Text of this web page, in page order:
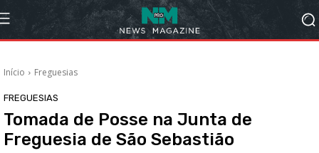
Início Freguesias
FREGUESIAS
Tomada de Posse na Junta de
Freguesia de São Sebastião